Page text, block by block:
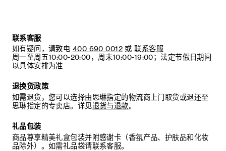
联系客服
如有疑问，请致电 400 690 0012 或 联系客服
周一至周五10:00-20:00，周末10:00-19:00；法定节假日期间
以具体安排为准
退换货政策
如需退货，您可以选择由思琳指定的物流商上门取货或退还至
思琳指定的专卖店。详见退货与退款。
礼品包装
商品尊享精美礼盒包装并附感谢卡（香氛产品、护肤品和化妆
品除外）。如需礼品袋请联系客服。